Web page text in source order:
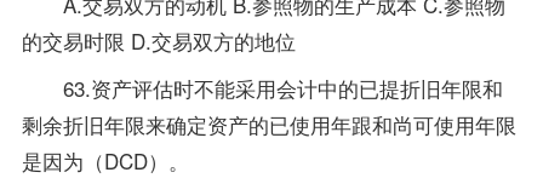
的交易时限 D.交易双方的地位
63.资产评估时不能采用会计中的已提折旧年限和
剩余折旧年限来确定资产的已使用年跟和尚可使用年限
是因为（DCD）。